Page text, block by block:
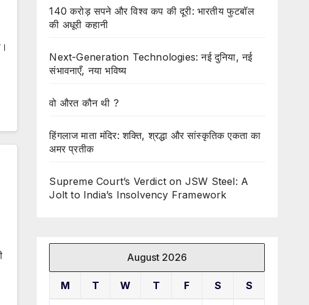
140 करोड़ सपने और विश्व कप की दूरी: भारतीय फुटबॉल
की अधूरी कहानी
Next-Generation Technologies: नई दुनिया, नई
संभावनाएँ, नया भविष्य
वो औरत कौन थी ?
हिंगलाज माता मंदिर: शक्ति, श्रद्धा और सांस्कृतिक एकता का
अमर प्रतीक
Supreme Court’s Verdict on JSW Steel: A
Jolt to India’s Insolvency Framework
August 2026
M T W T F S S